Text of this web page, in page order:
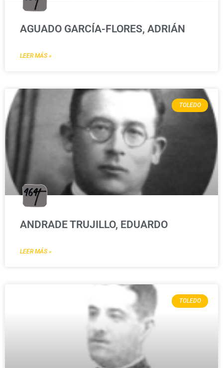
AGUADO GARCÍA-FLORES, ADRIÁN
LEER MÁS »
TOLEDO
ANDRADE TRUJILLO, EDUARDO
LEER MÁS »
TOLEDO